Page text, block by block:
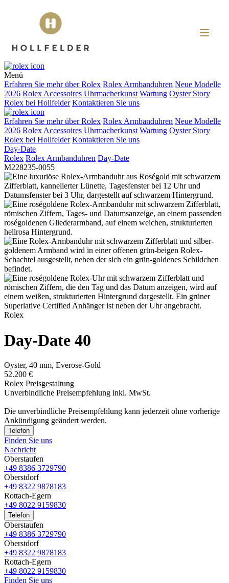
Menü
Erfahren Sie mehr überRolex Rolex Armbanduhren Neue Modelle
2026 Rolex Accessoires Uhrmacherkunst Wartung Oyster Story
Rolex bei Hollfelder Kontaktieren Sie uns
Erfahren Sie mehr überRolex Rolex Armbanduhren Neue Modelle
2026 Rolex Accessoires Uhrmacherkunst Wartung Oyster Story
Rolex bei Hollfelder Kontaktieren Sie uns
Day-Date
Rolex Rolex Armbanduhren Day-Date
M228235-0055
Rolex
Day-Date 40
Oyster, 40 mm, Everose-Gold
52.200 €
Rolex Preisgestaltung
Unverbindliche Preisempfehlung inkl. MwSt.
Die unverbindliche Preis­empfehlung kann jederzeit ohne vorherige
Ankündigung geändert werden.
Telefon
Finden Sie uns
Nachricht
Oberstaufen
+49 8386 3729790
Oberstdorf
+49 8322 9878183
Rottach-Egern
+49 8022 9159830
Telefon
Oberstaufen
+49 8386 3729790
Oberstdorf
+49 8322 9878183
Rottach-Egern
+49 8022 9159830
Finden Sie uns